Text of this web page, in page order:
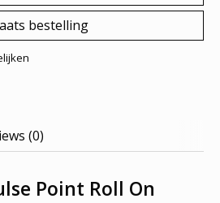
bestelling
(0)
Point Roll On